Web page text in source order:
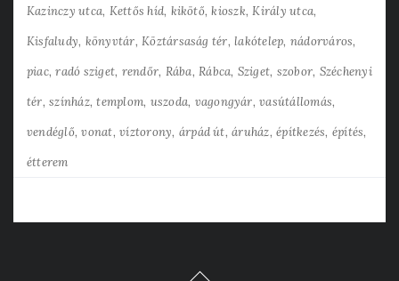
Kazinczy utca Kettős híd kikötő kioszk Király utca
Kisfaludy könyvtár Köztársaság tér lakótelep nádorváros
piac radó sziget rendőr Rába Rábca Sziget szobor Széchenyi
tér színház templom uszoda vagongyár vasútállomás
vendéglő vonat víztorony árpád út áruház építkezés építés
étterem